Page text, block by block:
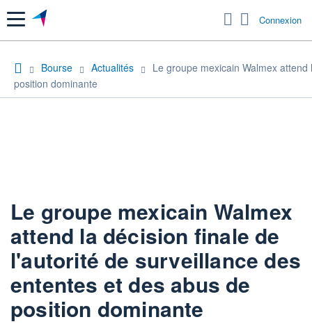
Menu Connexion
Bourse Actualités
Le groupe mexicain Walmex
position dominante
Le groupe mexicain Walmex
attend la décision finale de
l'autorité de surveillance des
ententes et des abus de
position dominante